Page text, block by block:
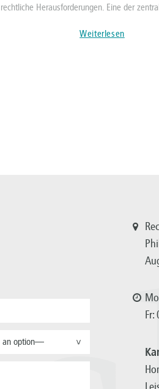
rechtliche Herausforderungen. Eine der
Weiterlesen
an option— >